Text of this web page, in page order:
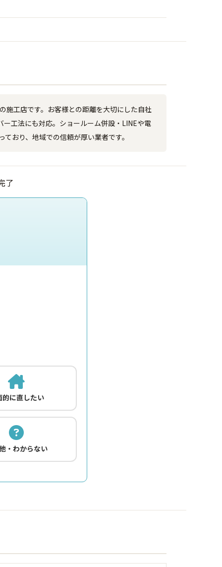
施工店です。お客様との距離を大切にした自社
工法にも対応。ショールーム併設・LINEや電
おり、地域での信頼が厚い業者です。
的に直したい
・わからない